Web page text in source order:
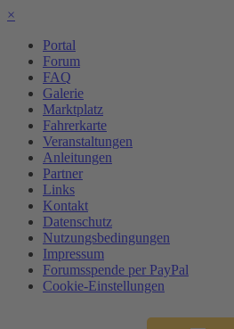
×
Portal
Forum
FAQ
Galerie
Marktplatz
Fahrerkarte
Veranstaltungen
Anleitungen
Partner
Links
Kontakt
Datenschutz
Nutzungsbedingungen
Impressum
Forumsspende per PayPal
Cookie-Einstellungen